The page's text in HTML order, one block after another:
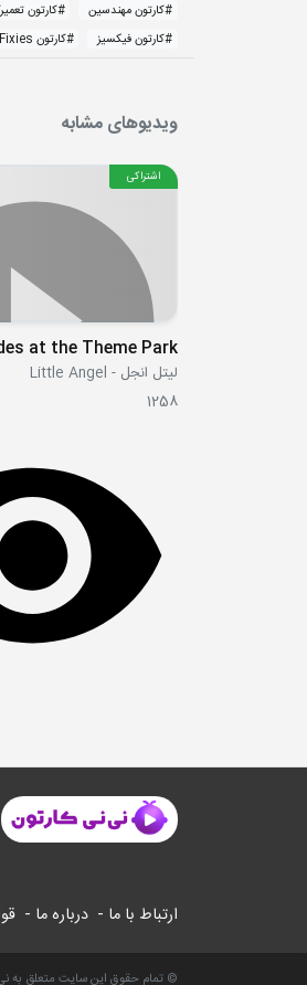
#کارتون مهندسین #کارتون
#کارتون فیکسیز #کارتون Fixies
ویدیوهای مشابه
اشتراکی
at the Theme Park
لیتل انجل - Little Angel
1258
ارتباط با ما - درباره ما -
© تمام حقوق این سایت متعلق به